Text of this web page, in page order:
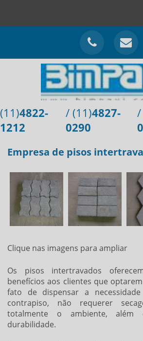
(11)4822-
1212
/ (11)4827-
0290
Empresa de pisos
Clique nas imagens para ampliar
Os pisos intertravados
benefícios aos clientes que
fato de dispensar a
contrapiso, não requerer
totalmente o ambiente, além
durabilidade.